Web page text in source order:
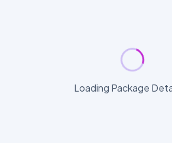
Loading Package